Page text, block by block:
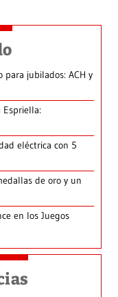
para jubilados: ACH y
eléctrica con 5
de oro y un
en los Juegos